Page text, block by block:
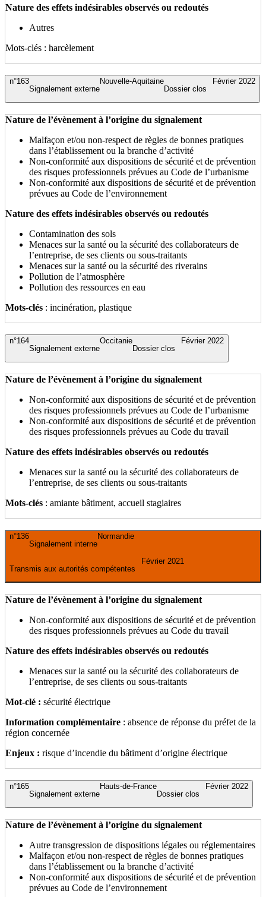
Nature des effets indésirables observés ou redoutés
Autres
Mots-clés : harcèlement
Février 2022
Dossier clos
Nouvelle-Aquitaine
Signalement externe
n°163
Nature de l’évènement à l’origine du signalement
Malfaçon et/ou non-respect de règles de bonnes pratiques
dans l’établissement ou la branche d’activité
Non-conformité aux dispositions de sécurité et de prévention
des risques professionnels prévues au Code de l’urbanisme
Non-conformité aux dispositions de sécurité et de prévention
prévues au Code de l’environnement
Nature des effets indésirables observés ou redoutés
Contamination des sols
Menaces sur la santé ou la sécurité des collaborateurs de
l’entreprise, de ses clients ou sous-traitants
Menaces sur la santé ou la sécurité des riverains
Pollution de l’atmosphère
Pollution des ressources en eau
Mots-clés : incinération, plastique
Février 2022
Dossier clos
Occitanie
Signalement externe
n°164
Nature de l’évènement à l’origine du signalement
Non-conformité aux dispositions de sécurité et de prévention
des risques professionnels prévues au Code de l’urbanisme
Non-conformité aux dispositions de sécurité et de prévention
des risques professionnels prévues au Code du travail
Nature des effets indésirables observés ou redoutés
Menaces sur la santé ou la sécurité des collaborateurs de
l’entreprise, de ses clients ou sous-traitants
Mots-clés : amiante bâtiment, accueil stagiaires
Février 2021
Transmis aux autorités compétentes
Normandie
Signalement interne
n°136
Nature de l’évènement à l’origine du signalement
Non-conformité aux dispositions de sécurité et de prévention
des risques professionnels prévues au Code du travail
Nature des effets indésirables observés ou redoutés
Menaces sur la santé ou la sécurité des collaborateurs de
l’entreprise, de ses clients ou sous-traitants
Mot-clé : sécurité électrique
Information complémentaire : absence de réponse du préfet de la
région concernée
Enjeux : risque d’incendie du bâtiment d’origine électrique
Février 2022
Dossier clos
Hauts-de-France
Signalement externe
n°165
Nature de l’évènement à l’origine du signalement
Autre transgression de dispositions légales ou réglementaires
Malfaçon et/ou non-respect de règles de bonnes pratiques
dans l’établissement ou la branche d’activité
Non-conformité aux dispositions de sécurité et de prévention
prévues au Code de l’environnement